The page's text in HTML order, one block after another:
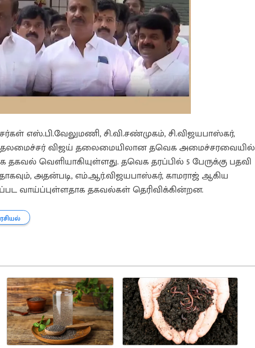
எஸ்.பி.வேலுமணி, சி.வி.சண்முகம், சி.விஜயபாஸ்கர்,
விஜய் தலைமையிலான தவெக அமைச்சரவையில்
வெளியாகியுள்ளது. தவெக தரப்பில் 5 பேருக்கு பதவி
அதன்படி, எம்.ஆர்.விஜயபாஸ்கர், காமராஜ் ஆகிய
வாய்ப்புள்ளதாக தகவல்கள் தெரிவிக்கின்றன.